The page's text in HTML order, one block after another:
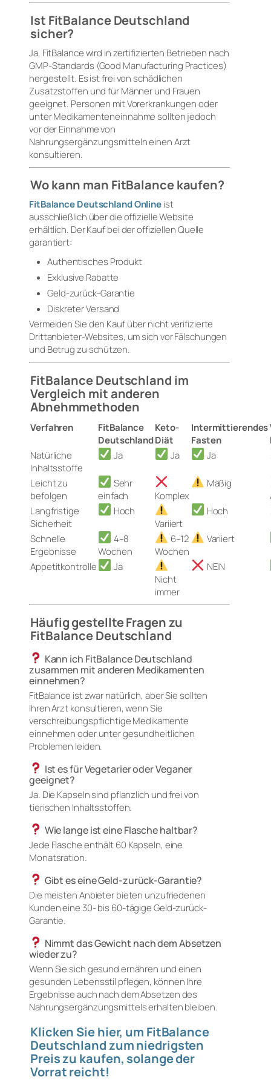
Ist FitBalance Deutschland
sicher?
Ja, FitBalance wird in zertifizierten Betrieben nach
GMP-Standards (Good Manufacturing Practices)
hergestellt. Es ist frei von schädlichen
Zusatzstoffen und für Männer und Frauen
geeignet. Personen mit Vorerkrankungen oder
unter Medikamenteneinnahme sollten jedoch
vor der Einnahme von
Nahrungsergänzungsmitteln einen Arzt
konsultieren.
Wo kann man FitBalance kaufen?
FitBalance Deutschland Onlineist
ausschließlich über die offizielle Website
erhältlich. Der Kauf bei der offiziellen Quelle
garantiert:
Authentisches Produkt
Exklusive Rabatte
Geld-zurück-Garantie
Diskreter Versand
Vermeiden Sie den Kauf über nicht verifizierte
Drittanbieter-Websites, um sich vor Fälschungen
und Betrug zu schützen.
FitBalance Deutschland im
Vergleich mit anderen
Abnehmmethoden
Verfahren
FitBalance
Deutschland
Keto-
Diät
Intermittierendes
Fasten
Natürliche
Inhaltsstoffe
Ja Ja Ja
Leicht zu
befolgen
Sehr
einfach
Komplex
Mäßig
Langfristige
Sicherheit
Hoch
Variiert
Hoch
Schnelle
Ergebnisse
4–8
Wochen
6–12
Wochen
Variiert
Appetitkontrolle
Ja
Nicht
immer
NEIN
Häufig gestellte Fragen zu
FitBalance Deutschland
Kann ich FitBalance Deutschland
zusammen mit anderen Medikamenten
einnehmen?
FitBalance ist zwar natürlich, aber Sie sollten
Ihren Arzt konsultieren, wenn Sie
verschreibungspflichtige Medikamente
einnehmen oder unter gesundheitlichen
Problemen leiden.
Ist es für Vegetarier oder Veganer
geeignet?
Ja. Die Kapseln sind pflanzlich und frei von
tierischen Inhaltsstoffen.
Wie lange ist eine Flasche haltbar?
Jede Flasche enthält 60 Kapseln, eine
Monatsration.
Gibt es eine Geld-zurück-Garantie?
Die meisten Anbieter bieten unzufriedenen
Kunden eine 30- bis 60-tägige Geld-zurück-
Garantie.
Nimmt das Gewicht nach dem Absetzen
wieder zu?
Wenn Sie sich gesund ernähren und einen
gesunden Lebensstil pflegen, können Ihre
Ergebnisse auch nach dem Absetzen des
Nahrungsergänzungsmittels erhalten bleiben.
Klicken Sie hier, um FitBalance
Deutschland zum niedrigsten
Preis zu kaufen, solange der
Vorrat reicht!